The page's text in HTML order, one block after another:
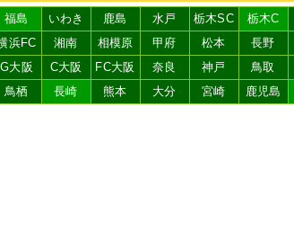
福島 いわき 鹿島 水戸 栃木SC 栃木C
浜FC 湘南 相模原 甲府 松本 長野
G大阪 C大阪 FC大阪 奈良 神戸 鳥取
鳥栖 長崎 熊本 大分 宮崎 鹿児島